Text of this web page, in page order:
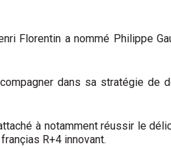
Florentin a nommé Philippe
dans sa stratégie de
à notamment réussir le
R+4 innovant.